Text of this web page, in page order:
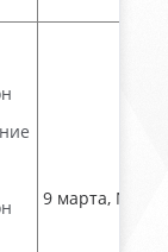
9 марта, № 28